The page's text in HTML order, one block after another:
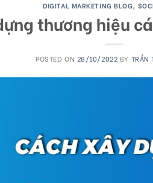
DIGITAL MARKETING BLOG,
thương hiệu
POSTED ON 28/10/2022 BY TRẦN